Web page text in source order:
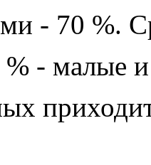
- 70 %.
% - малые